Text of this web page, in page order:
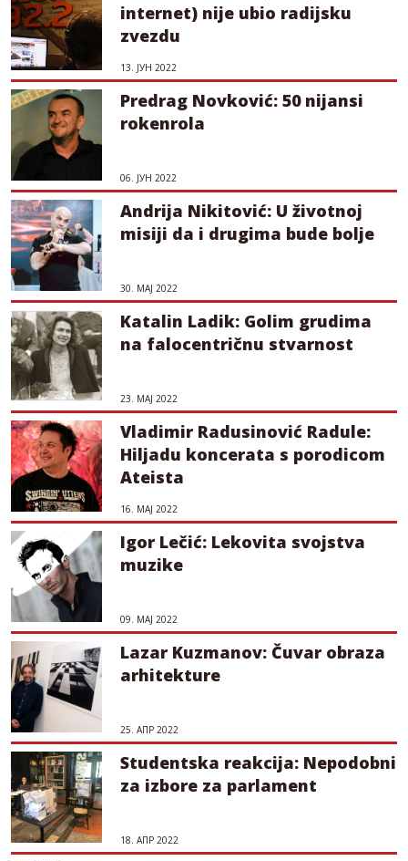
internet) nije ubio radijsku
zvezdu
13. ЈУН 2022
Predrag Novković: 50 nijansi
rokenrola
06. ЈУН 2022
Andrija Nikitović: U životnoj
misiji da i drugima bude bolje
30. МАЈ 2022
Katalin Ladik: Golim grudima
na falocentričnu stvarnost
23. МАЈ 2022
Vladimir Radusinović Radule:
Hiljadu koncerata s porodicom
Ateista
16. МАЈ 2022
Igor Lečić: Lekovita svojstva
muzike
09. МАЈ 2022
Lazar Kuzmanov: Čuvar obraza
arhitekture
25. АПР 2022
Studentska reakcija: Nepodobni
za izbore za parlament
18. АПР 2022